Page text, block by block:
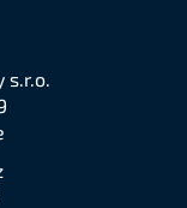
s.r.o.